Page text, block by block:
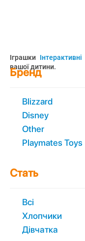
Іграшки Інтерактивні
вашої дитини.
Бренд
Blizzard
Disney
Other
Playmates Toys
Стать
Всі
Хлопчики
Дівчатка